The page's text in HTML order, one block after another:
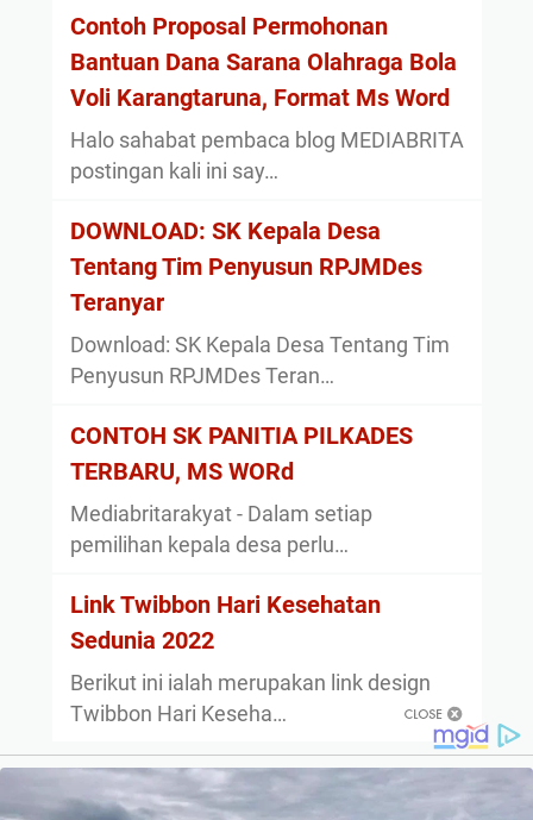
Contoh Proposal Permohonan
Bantuan Dana Sarana Olahraga Bola
Voli Karangtaruna, Format Ms Word
Halo sahabat pembaca blog MEDIABRITA
postingan kali ini say…
DOWNLOAD: SK Kepala Desa
Tentang Tim Penyusun RPJMDes
Teranyar
Download: SK Kepala Desa Tentang Tim
Penyusun RPJMDes Teran…
CONTOH SK PANITIA PILKADES
TERBARU, MS WORd
Mediabritarakyat - Dalam setiap
pemilihan kepala desa perlu…
Link Twibbon Hari Kesehatan
Sedunia 2022
Berikut ini ialah merupakan link design
Twibbon Hari Keseha…